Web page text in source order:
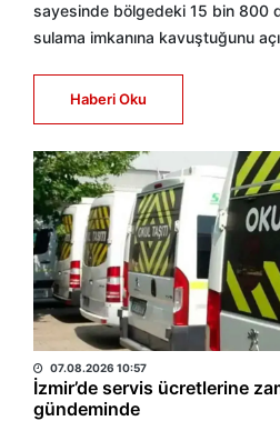
sayesinde bölgedeki 15 bin 800
sulama imkanına kavuştuğunu
Haberi Oku
RABİA AYKUT
07.08.2026 10:57
İzmir’de servis ücretlerine
gündeminde